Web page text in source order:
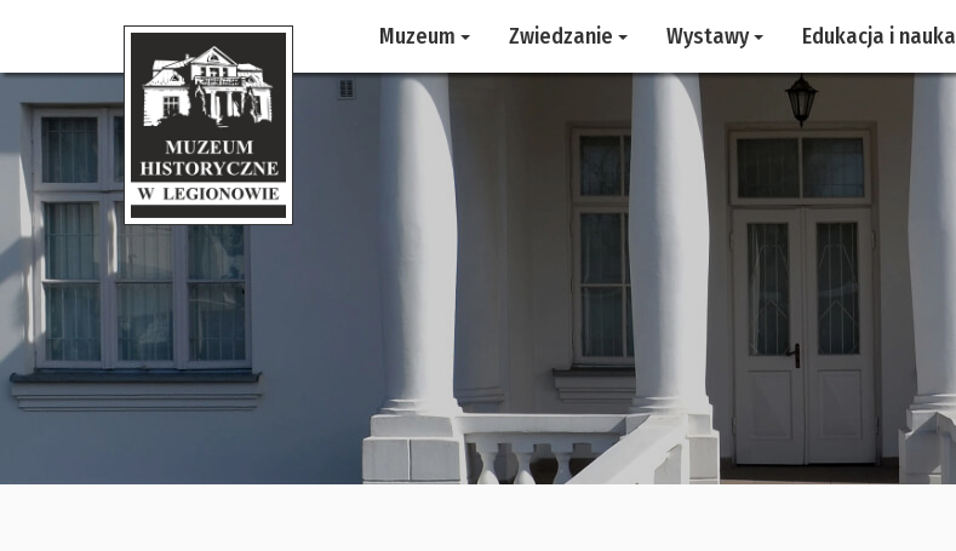
Muzeum Zwiedzanie Wystawy Edukacja i nauka